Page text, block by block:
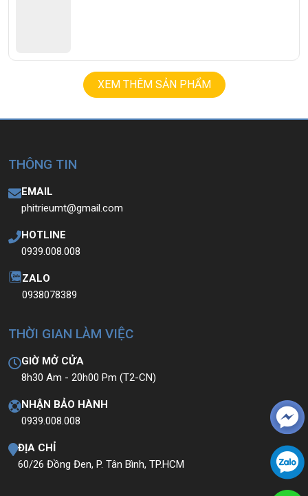
XEM THÊM SẢN PHẨM
THÔNG TIN
EMAIL
phitrieumt@gmail.com
HOTLINE
0939.008.008
ZALO
0938078389
THỜI GIAN LÀM VIỆC
GIỜ MỞ CỬA
8h30 Am - 20h00 Pm (T2-CN)
NHẬN BẢO HÀNH
0939.008.008
ĐỊA CHỈ
60/26 Đồng Đen, P. Tân Bình, TP.HCM